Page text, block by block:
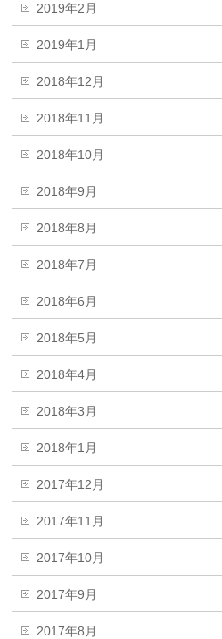
2019年2月
2019年1月
2018年12月
2018年11月
2018年10月
2018年9月
2018年8月
2018年7月
2018年6月
2018年5月
2018年4月
2018年3月
2018年1月
2017年12月
2017年11月
2017年10月
2017年9月
2017年8月